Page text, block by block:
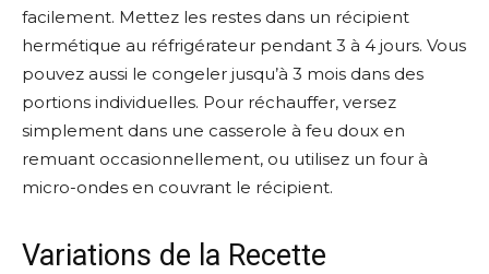
facilement. Mettez les restes dans un récipient
hermétique au réfrigérateur pendant 3 à 4 jours. Vous
pouvez aussi le congeler jusqu’à 3 mois dans des
portions individuelles. Pour réchauffer, versez
simplement dans une casserole à feu doux en
remuant occasionnellement, ou utilisez un four à
micro-ondes en couvrant le récipient.
Variations de la Recette